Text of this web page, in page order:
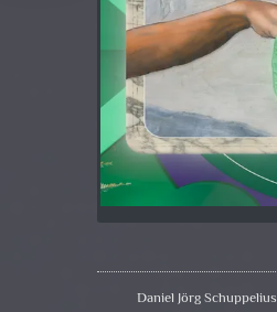
Daniel Jörg Schuppelius